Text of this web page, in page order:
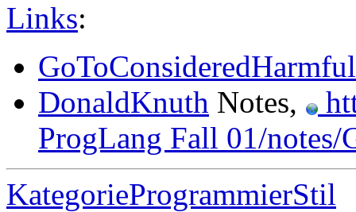
Links:
GoToConsideredHarmful
DonaldKnuth Notes,
ProgLang Fall 01/
KategorieProgrammierStil